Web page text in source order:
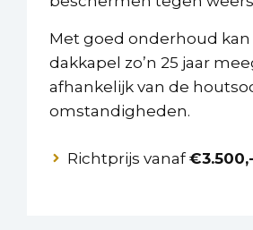
Met goed onderhoud
dakkapel zo’n 25 jaar
afhankelijk van de
omstandigheden.
Richtprijs vanaf€3.500,-